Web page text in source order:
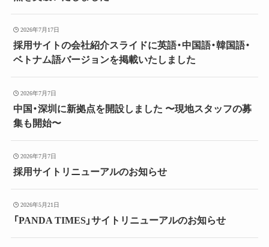
2026年7月17日
採用サイトの会社紹介スライドに英語・中国語・韓国語・
ベトナム語バージョンを掲載いたしました
2026年7月7日
中国・深圳に新拠点を開設しました 〜現地スタッフの募
集も開始〜
2026年7月7日
採用サイトリニューアルのお知らせ
2026年5月21日
「PANDA TIMES」サイトリニューアルのお知らせ